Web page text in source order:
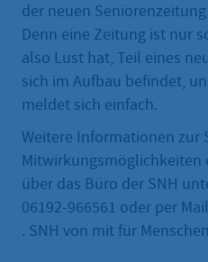
der neuen
Denn eine Zeitung ist nur
also Lust hat, Teil eines
sich im Aufbau befindet,
meldet sich einfach.
Weitere Informationen zur
Mitwirkungsmöglichkeiten
über das Büro der SNH
06192-966561 oder per
. SNH von mit für